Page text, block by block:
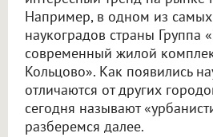
Например, в одном из
наукоградов страны Группа
современный жилой
Кольцово». Как появились
отличаются от других
сегодня называют
разберемся далее.